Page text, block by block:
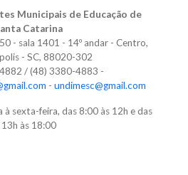
Municipais de Educação de
Catarina
- sala 1401 - 14º andar - Centro,
- SC, 88020-302
/ (48) 3380-4883 -
- undimesc@gmail.com
sexta-feira, das 8:00 às 12h e das
13h às 18:00